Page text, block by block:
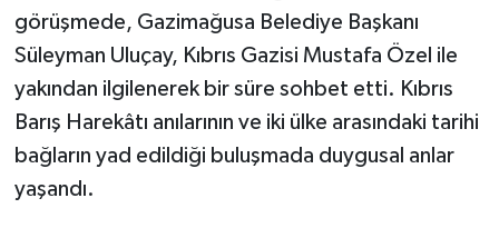
görüşmede, Gazimağusa Belediye Başkanı
Süleyman Uluçay, Kıbrıs Gazisi Mustafa Özel ile
yakından ilgilenerek bir süre sohbet etti. Kıbrıs
Barış Harekâtı anılarının ve iki ülke arasındaki tarihi
bağların yad edildiği buluşmada duygusal anlar
yaşandı.